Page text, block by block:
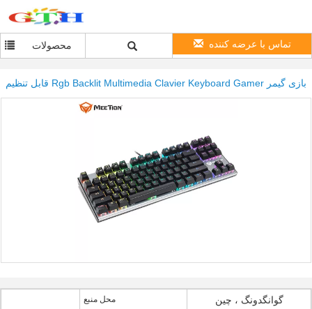
محصولات تماس با عرضه کننده
قابل تنظیم Rgb Backlit Multimedia Clavier Keyboard Gamer بازی گیمر
محل منبع گوانگدونگ ، چین